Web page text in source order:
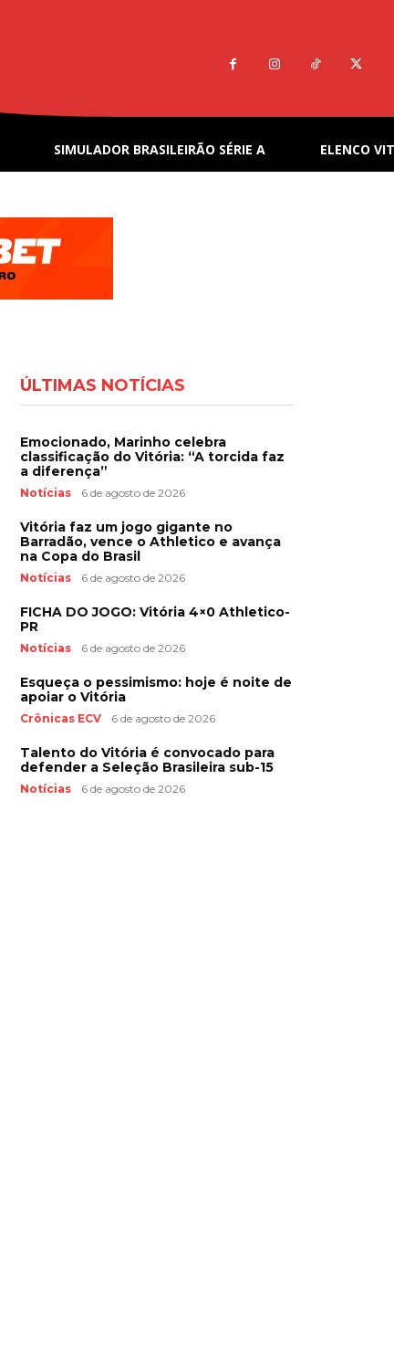
SIMULADOR BRASILEIRÃO SÉRIE A ELENCO
ÚLTIMAS NOTÍCIAS
Emocionado, Marinho celebra
classificação do Vitória: “A torcida faz
a diferença”
Notícias 6 de agosto de 2026
Vitória faz um jogo gigante no
Barradão, vence o Athletico e avança
na Copa do Brasil
Notícias 6 de agosto de 2026
FICHA DO JOGO: Vitória 4×0 Athletico-
PR
Notícias 6 de agosto de 2026
Esqueça o pessimismo: hoje é noite de
apoiar o Vitória
Crônicas ECV 6 de agosto de 2026
Talento do Vitória é convocado para
defender a Seleção Brasileira sub-15
Notícias 6 de agosto de 2026